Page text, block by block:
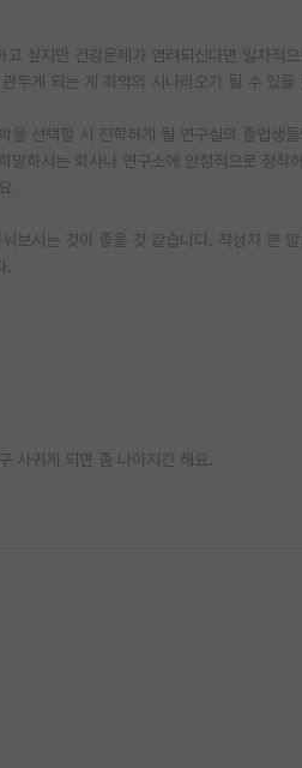
싶지만 건강문제가 염려되신다면 일차적
두게 되는 게 최악의 시나리오가 될 수 있
을 선택할 시 진학하게 될 연구실의 졸업생
하시는 회사나 연구소에 안정적으로 정
.
보시는 것이 좋을 것 같습니다. 작성자 분
사귀게 되면 좀 나아지긴 해요.